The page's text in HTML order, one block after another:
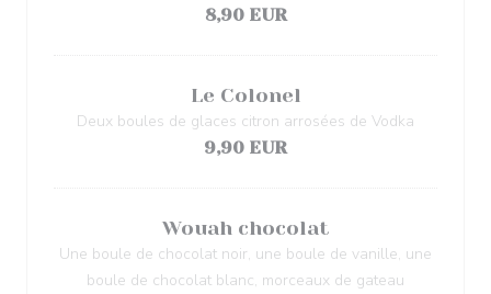
8,90 EUR
Le Colonel
Deux boules de glaces citron arrosées de Vodka
9,90 EUR
Wouah chocolat
Une boule de chocolat noir, une boule de vanille, une
boule de chocolat blanc, morceaux de gateau